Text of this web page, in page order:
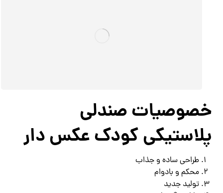
خصوصیات صندلی
پلاستیکی کودک عکس دار
طراحی ساده و جذاب
محکم و بادوام
تولید جدید